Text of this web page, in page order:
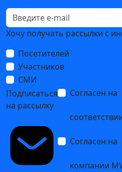
Хочу получать рассылки с
Посетителей
Участников
СМИ
Подписаться
на рассылку
Согласен на
Согласен на
компании